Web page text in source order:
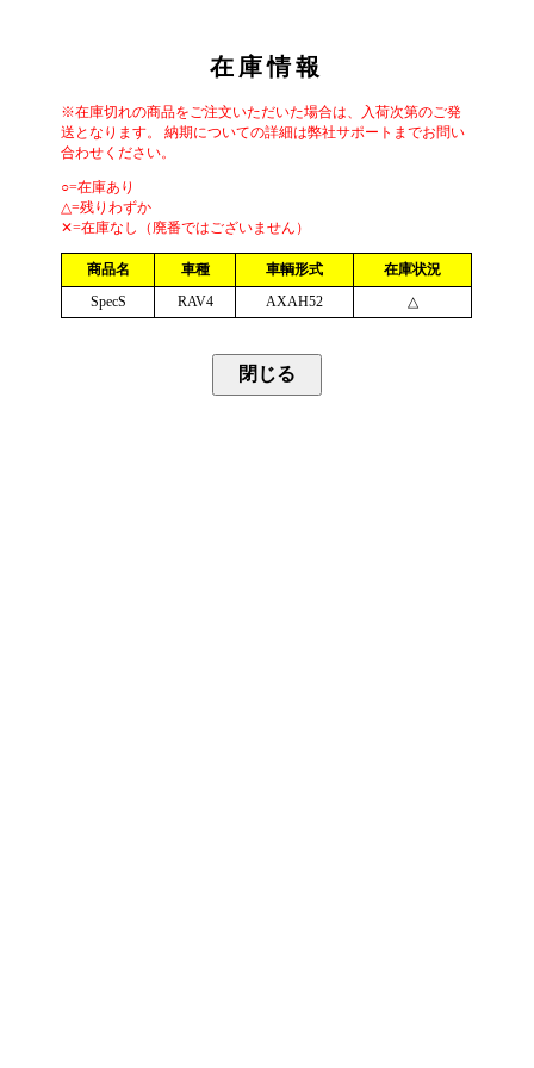
在庫情報
※在庫切れの商品をご注文いただいた場合は、入荷次第のご発
送となります。 納期についての詳細は弊社サポートまでお問い
合わせください。
○=在庫あり
△=残りわずか
✕=在庫なし（廃番ではございません）
商品名 車種 車輌形式
在庫状況
SpecS
RAV4 AXAH52 △